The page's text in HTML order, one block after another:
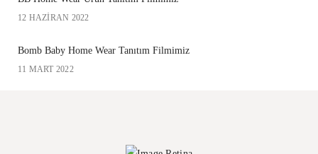
12 HAZIRAN 2022
Bomb Baby Home Wear Tanıtım Filmimiz
11 MART 2022